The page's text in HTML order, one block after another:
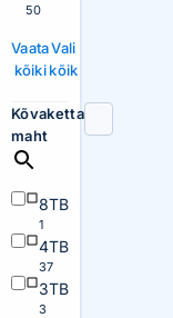
50
Vaata
kõiki
Vali
kõik
Kõvaketta
maht
8TB
1
4TB
37
3TB
3